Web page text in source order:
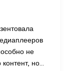
не
но…